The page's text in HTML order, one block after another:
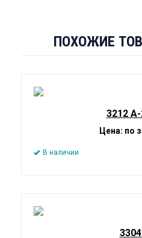
ПОХОЖИЕ
3212 A-
Цена: по
В наличии